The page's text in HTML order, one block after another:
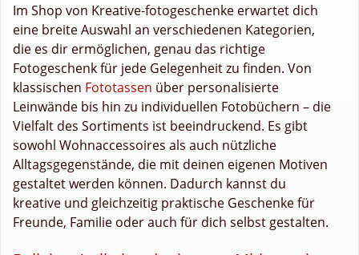
Im Shop von Kreative-fotogeschenke erwartet dich
eine breite Auswahl an verschiedenen Kategorien,
die es dir ermöglichen, genau das richtige
Fotogeschenk für jede Gelegenheit zu finden. Von
klassischen Fototassen über personalisierte
Leinwände bis hin zu individuellen Fotobüchern – die
Vielfalt des Sortiments ist beeindruckend. Es gibt
sowohl Wohnaccessoires als auch nützliche
Alltagsgegenstände, die mit deinen eigenen Motiven
gestaltet werden können. Dadurch kannst du
kreative und gleichzeitig praktische Geschenke für
Freunde, Familie oder auch für dich selbst gestalten.